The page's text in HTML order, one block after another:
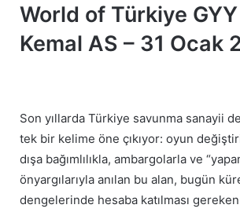
World of Türkiye GYY
Kemal AS – 31 Ocak
Son yıllarda Türkiye savunma sanayii
tek bir kelime öne çıkıyor: oyun
dışa bağımlılıkla, ambargolarla ve
önyargılarıyla anılan bu alan, bugün
dengelerinde hesaba katılması